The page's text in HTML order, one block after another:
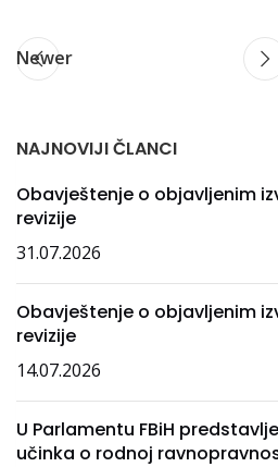
Newer
NAJNOVIJI ČLANCI
Obavještenje o objavljenim
revizije
31.07.2026
Obavještenje o objavljenim
revizije
14.07.2026
U Parlamentu FBiH
učinka o rodnoj